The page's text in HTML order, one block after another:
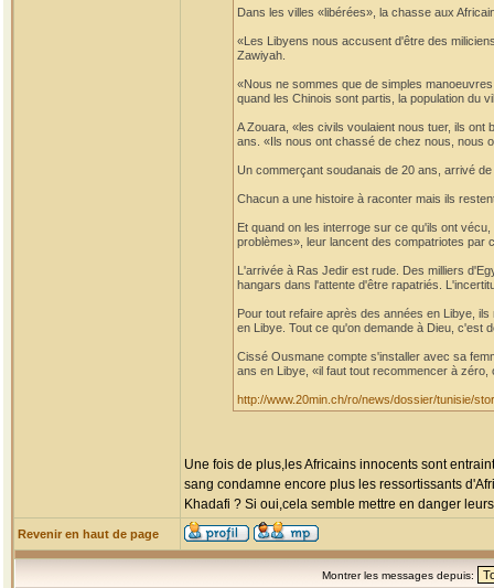
Dans les villes «libérées», la chasse aux
«Les Libyens nous accusent d'être des
Zawiyah.
«Nous ne sommes que de simples
quand les Chinois sont partis, la population du
A Zouara, «les civils voulaient nous tuer, ils ont
ans. «Ils nous ont chassé de chez nous, nous
Un commerçant soudanais de 20 ans, arrivé
Chacun a une histoire à raconter mais ils
Et quand on les interroge sur ce qu'ils ont
problèmes», leur lancent des compatriotes par
L'arrivée à Ras Jedir est rude. Des milliers
hangars dans l'attente d'être rapatriés.
Pour tout refaire après des années en Libye,
en Libye. Tout ce qu'on demande à Dieu, c'est
Cissé Ousmane compte s'installer avec sa
ans en Libye, «il faut tout recommencer à
http://www.20min.ch/ro/news/dossier/tunisie/
Une fois de plus,les Africains innocents sont
sang condamne encore plus les ressortissants
Khadafi ? Si oui,cela semble mettre en danger
Revenir en haut de page
Montrer les messages depuis: